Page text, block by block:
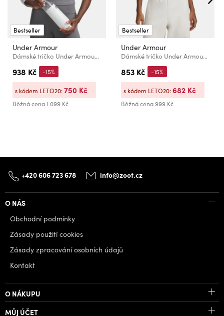
Bestseller
Under Armour
Dámské tričko Under Armour Motion Mesh SS
938 Kč
Běžná cena1 099 Kč
-15%
s kódem LETO20:750 Kč
Bestseller
Under Armour
Dámské tričko Under Armour UA Rival Rib Baby Tee
853 Kč
Běžná cena999 Kč
-15%
s kódem LETO20:682 Kč
+420 606 723 678 info@zoot.cz
O NÁS
Obchodní podmínky
Zásady použití cookies
Zásady zpracování osobních údajů
Kontakt
O NÁKUPU
MŮJ ÚČET